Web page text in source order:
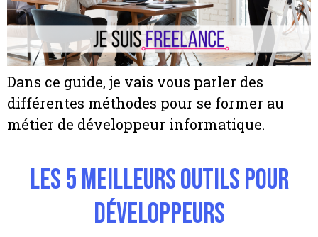
Dans ce guide, je vais vous parler des
différentes méthodes pour se former au
métier de développeur informatique.
Les 5 meilleurs outils pour
développeurs